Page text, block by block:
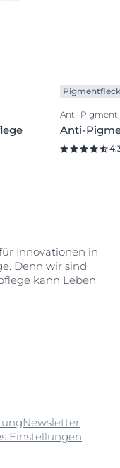
Anti-Pigment
Anti-
Innovationen in
Denn wir sind
kann Leben
Newsletter
Einstellungen